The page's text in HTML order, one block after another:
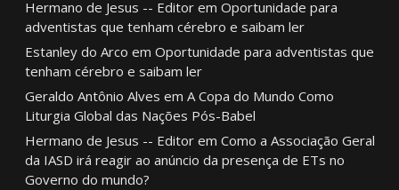
Hermano de Jesus -- Editorem Oportunidade para
adventistas que tenham cérebro e saibam ler
Estanley do Arco em Oportunidade para adventistas que
tenham cérebro e saibam ler
Geraldo Antônio Alves em A Copa do Mundo Como
Liturgia Global das Nações Pós-Babel
Hermano de Jesus -- Editorem Como a Associação Geral
da IASD irá reagir ao anúncio da presença de ETs no
Governo do mundo?